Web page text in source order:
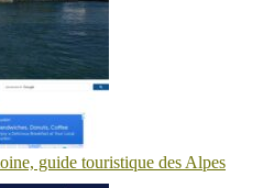
guide touristique des Alpes